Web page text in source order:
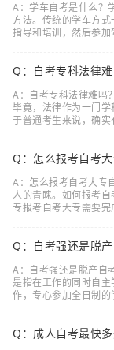
A：学车自考是什么？
方法。传统的学车方
指导和培训，然后参
Q：自考专科法律
A：自考专科法律难吗
毕竟，法律作为一门
于普通考生来说，确
Q：怎么报考自考
A：怎么报考自考大专
人的青睐。如何报考
专报考自考大专需要
Q：自考强还是脱产
A：自考强还是脱产自
是指在工作的同时自
作，专心参加全日制
Q：成人自考最快多